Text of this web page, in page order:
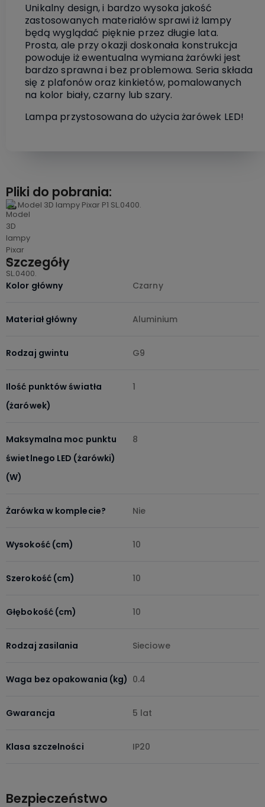
Unikalny design, i bardzo wysoka jakość
zastosowanych materiałów sprawi iż lampy
będą wyglądać pięknie przez długie lata.
Prosta, ale przy okazji doskonała konstrukcja
powoduje iż ewentualna wymiana żarówki jest
bardzo sprawna i bez problemowa. Seria składa
się z plafonów oraz kinkietów, pomalowanych
na kolor biały, czarny lub szary.
Lampa przystosowana do użycia żarówek LED!
Pliki do pobrania:
Model 3D lampy Pixar P1 SL.0400.
Szczegóły
Kolor główny Czarny
Materiał główny Aluminium
Rodzaj gwintu G9
Ilość punktów światła
(żarówek)
1
Maksymalna moc punktu
świetlnego LED (żarówki)
(W)
8
Żarówka w komplecie? Nie
Wysokość (cm) 10
Szerokość (cm) 10
Głębokość (cm) 10
Rodzaj zasilania Sieciowe
Waga bez opakowania (kg) 0.4
Gwarancja 5 lat
Klasa szczelności IP20
Bezpieczeństwo